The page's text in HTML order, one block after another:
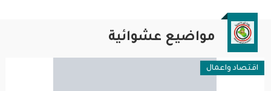
مواضيع عشوائية
اقتصاد واعمال